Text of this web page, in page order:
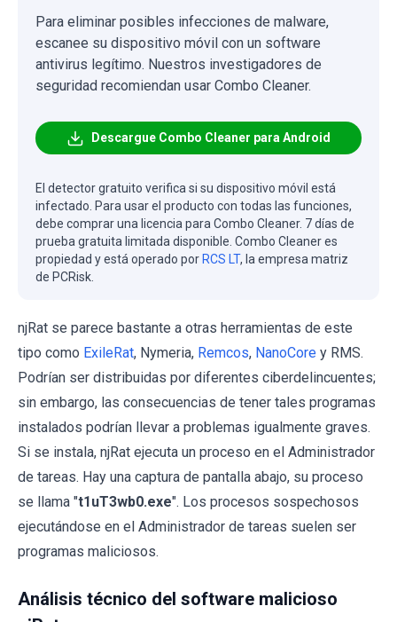
Para eliminar posibles infecciones de malware,
escanee su dispositivo móvil con un software
antivirus legítimo. Nuestros investigadores de
seguridad recomiendan usar Combo Cleaner.
Descargue Combo Cleaner para Android
El detector gratuito verifica si su dispositivo móvil está
infectado. Para usar el producto con todas las funciones,
debe comprar una licencia para Combo Cleaner. 7 días de
prueba gratuita limitada disponible. Combo Cleaner es
propiedad y está operado por RCS LT, la empresa matriz
de PCRisk.
njRat se parece bastante a otras herramientas de este
tipo como ExileRat, Nymeria, Remcos, NanoCore y RMS.
Podrían ser distribuidas por diferentes ciberdelincuentes;
sin embargo, las consecuencias de tener tales programas
instalados podrían llevar a problemas igualmente graves.
Si se instala, njRat ejecuta un proceso en el Administrador
de tareas. Hay una captura de pantalla abajo, su proceso
se llama "t1uT3wb0.exe". Los procesos sospechosos
ejecutándose en el Administrador de tareas suelen ser
programas maliciosos.
Análisis técnico del software malicioso